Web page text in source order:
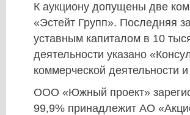
К аукциону допущены две
«Эстейт Групп». Последняя
уставным капиталом в 10
деятельности указано
коммерческой деятельности
ООО «Южный проект»
99,9% принадлежит АО